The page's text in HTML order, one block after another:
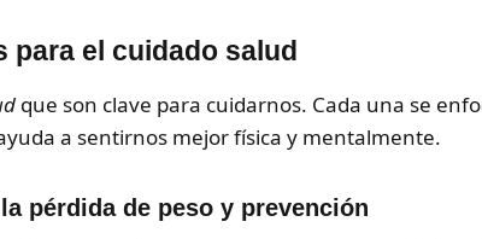
para el cuidado salud
que son clave para cuidarnos. Cada una se
a sentirnos mejor física y mentalmente.
pérdida de peso y prevención